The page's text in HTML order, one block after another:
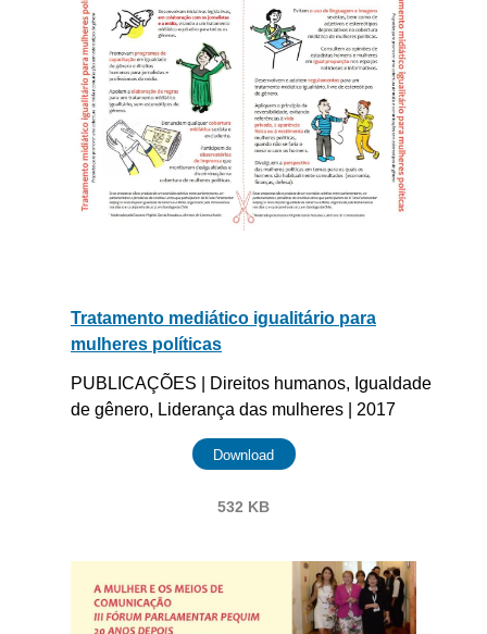
Tratamento mediático igualitário para
mulheres políticas
PUBLICAÇÕES | Direitos humanos, Igualdade
de gênero, Liderança das mulheres | 2017
Download
532 KB